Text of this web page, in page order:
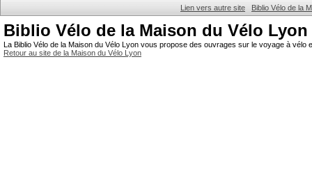
Lien vers autre site Biblio Vélo de la
Biblio Vélo de la Maison du Vélo Lyon
La Biblio Vélo de la Maison du Vélo Lyon vous propose des ouvrages sur le voyage à
Retour au site de la Maison du Vélo Lyon